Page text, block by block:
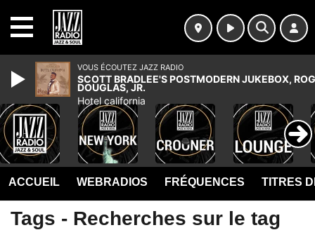
ACCUEIL WEBRADIOS FRÉQUENCES TITRES
Tags - Recherches sur le tag
VOUS ÉCOUTEZ JAZZ RADIO
SCOTT BRADLEE'S POSTMODERN JUKEBOX,
DOUGLAS, JR.
Hotel california